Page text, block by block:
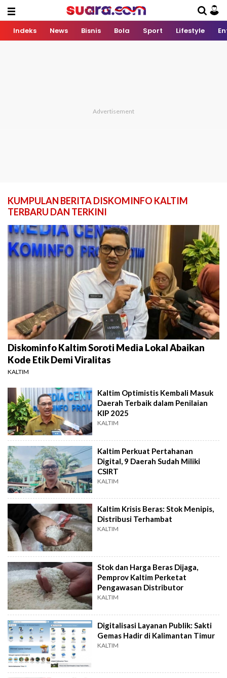
Indeks News Bisnis Bola Sport Lifestyle
KUMPULAN BERITA DISKOMINFO KALTIM
TERBARU DAN TERKINI
Diskominfo Kaltim Soroti Media Lokal Abaikan
Kode Etik Demi Viralitas
KALTIM
Kaltim Optimistis Kembali Masuk
Daerah Terbaik dalam Penilaian
KIP 2025
KALTIM
Kaltim Perkuat Pertahanan
Digital, 9 Daerah Sudah Miliki
CSIRT
KALTIM
Kaltim Krisis Beras: Stok Menipis,
Distribusi Terhambat
KALTIM
Stok dan Harga Beras Dijaga,
Pemprov Kaltim Perketat
Pengawasan Distributor
KALTIM
Digitalisasi Layanan Publik: Sakti
Gemas Hadir di Kalimantan Timur
KALTIM